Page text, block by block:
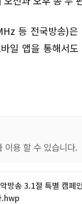
등 전국방송)은
일 앱을 통해서
이용 할 수 있습니다.
방송 3.1절 특별 캠페
.hwp